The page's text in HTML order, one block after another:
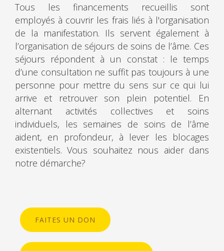
Tous les financements recueillis sont
employés à couvrir les frais liés à l'organisation
de la manifestation. Ils servent également à
l’organisation de séjours de soins de l’âme. Ces
séjours répondent à un constat : le temps
d’une consultation ne suffit pas toujours à une
personne pour mettre du sens sur ce qui lui
arrive et retrouver son plein potentiel. En
alternant activités collectives et soins
individuels, les semaines de soins de l’âme
aident, en profondeur, à lever les blocages
existentiels. Vous souhaitez nous aider dans
notre démarche?
FAITES UN DON